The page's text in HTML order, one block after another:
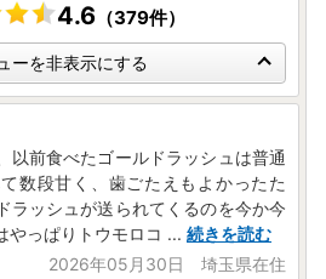
4.6（379件）
ーを非表示にする
以前食べたゴールドラッシュは普通
数段甘く、歯ごたえもよかったた
ラッシュが送られてくるのを今か今
やっぱりトウモロコ ... 続きを読む
2026年05月30日 埼玉県在住